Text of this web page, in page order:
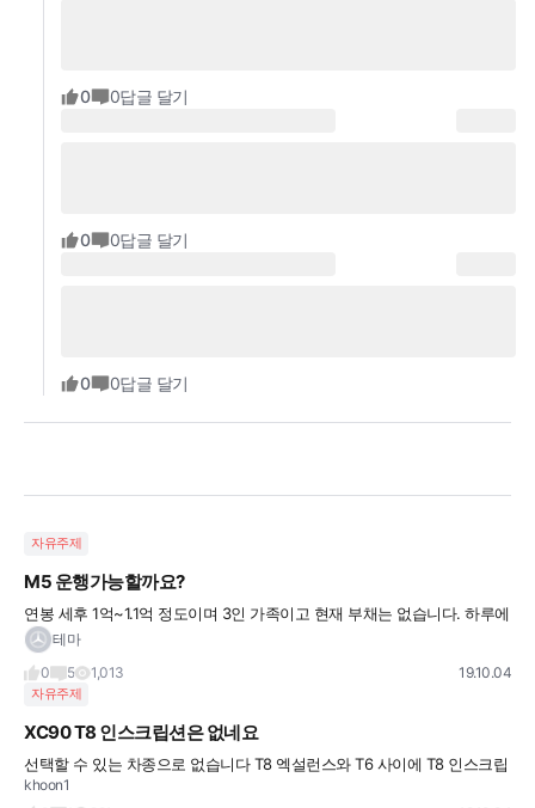
0 0답글 달기
0 0답글 달기
0 0답글 달기
자유주제
M5 운행가능할까요?
연봉 세후 1억~1.1억 정도이며 3인 가족이고 현재 부채는 없습니다. 하루에 많아봐야 50
km주행하며 1년에 2~3번정도 장거리 주행있습니다. 가능할까요?
테마
0
5 1,013 19.10.04
자유주제
XC90 T8 인스크립션은 없네요
선택할 수 있는 차종으로 없습니다 T8 엑설런스와 T6 사이에 T8 인스크립션(PHEV) 모
델이 있습니다
khoon1